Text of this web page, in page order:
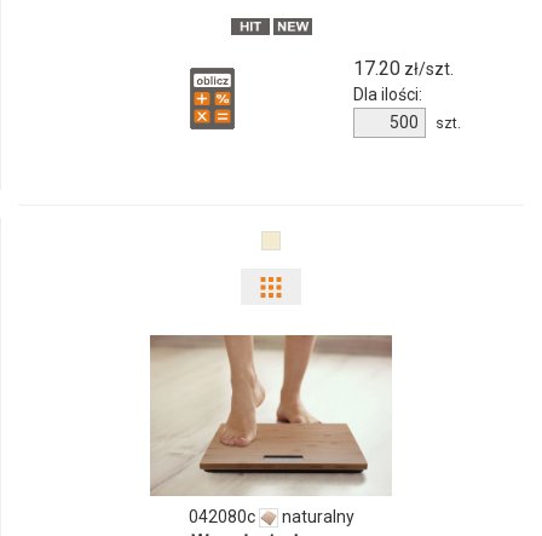
01
17.20zł/szt.
Dla ilości:
produktu
szt.
odmiany
i
ilości
produktu
042080c
042080c naturalny